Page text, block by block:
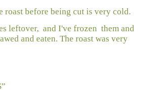
roast before being cut is very cold.
leftover, and I've frozen them and
and eaten. The roast was very